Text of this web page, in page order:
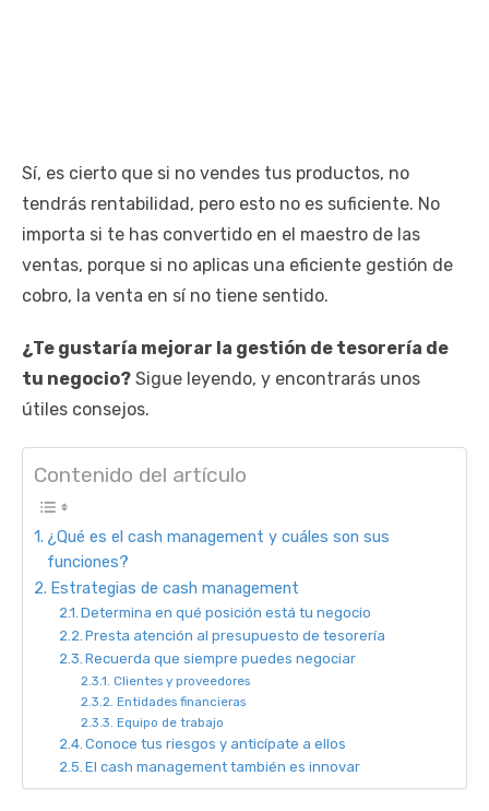
Sí, es cierto que si no vendes tus productos, no
tendrás rentabilidad, pero esto no es suficiente. No
importa si te has convertido en el maestro de las
ventas, porque si no aplicas una eficiente gestión de
cobro, la venta en sí no tiene sentido.
¿Te gustaría mejorar la gestión de tesorería de
tu negocio? Sigue leyendo, y encontrarás unos
útiles consejos.
Contenido del artículo
¿Qué es el cash management y cuáles son sus
funciones?
Estrategias de cash management
Determina en qué posición está tu negocio
Presta atención al presupuesto de tesorería
Recuerda que siempre puedes negociar
Clientes y proveedores
Entidades financieras
Equipo de trabajo
Conoce tus riesgos y anticípate a ellos
El cash management también es innovar